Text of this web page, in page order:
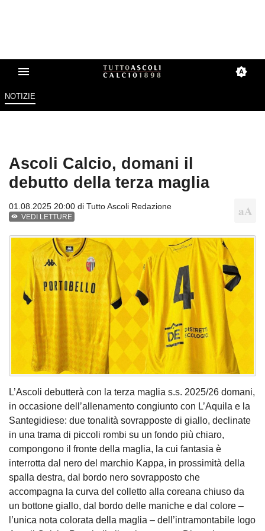
NOTIZIE
Ascoli Calcio, domani il
debutto della terza maglia
01.08.2025 20:00 di Tutto Ascoli Redazione
VEDI LETTURE
L’Ascoli debutterà con la terza maglia s.s. 2025/26 domani,
in occasione dell’allenamento congiunto con L’Aquila e la
Santegidiese: due tonalità sovrapposte di giallo, declinate
in una trama di piccoli rombi su un fondo più chiaro,
compongono il fronte della maglia, la cui fantasia è
interrotta dal nero del marchio Kappa, in prossimità della
spalla destra, dal bordo nero sovrapposto che
accompagna la curva del colletto alla coreana chiuso da
un bottone giallo, dal bordo delle maniche e dal colore –
l’unica nota colorata della maglia – dell’intramontabile logo